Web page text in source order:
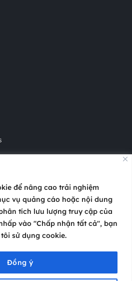
để nâng cao trải nghiệm
vụ quảng cáo hoặc nội dung
tích lưu lượng truy cập của
vào "Chấp nhận tất cả", bạn
sử dụng cookie.
Đồng ý